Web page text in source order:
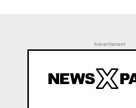
Advertisment